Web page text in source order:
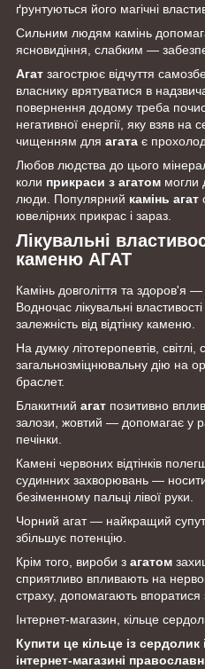
ґрунтуються його магічні
Сильним людям камінь
ясновидіння, слабким —
Агат загострює відчуття
власнику врятуватися в
повернення додому треба
негативної енергії, яку взяв
чищенням для агата є
Любов людства до цього
коли прикраси з агатом могли
люди. Популярний камінь агат
ювелірних прикрас і зараз.
Лікувальні
каменю АГАТ
Камінь довголіття та здоров'я
Водночас лікувальні властивості
залежність від відтінку каменю.
На думку літотеропевтів, світлі,
загальнозміцнювальну дію на
браслет.
Блакитний агат позитивно
залози, жовтий — допомагає у
печінки.
Камені червоних відтінків
судинних захворювань —
безіменному пальці лівої руки.
Чорний агат — найкращий
збільшує потенцію.
Крім того, вироби з агатом
сприятливо впливають на
страху, допомагають впоратися
Інтернет-магазин, кільце
Купити це кільце із сердолик
інтернет-магазині